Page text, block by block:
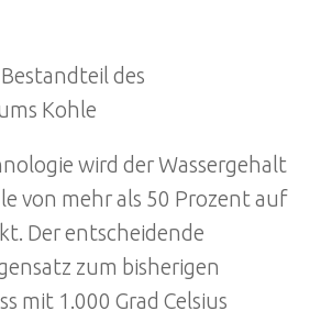
des
Kohle
wird der Wassergehalt
von mehr als 50 Prozent auf
Der entscheidende
zum bisherigen
mit 1.000 Grad Celsius